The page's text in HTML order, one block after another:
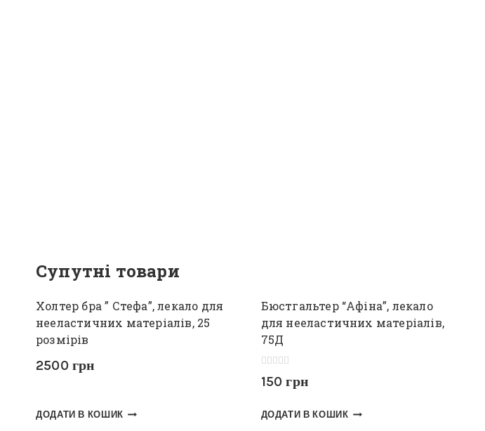
Супутні товари
Холтер бра ” Стефа”, лекало для
нееластичних матеріалів, 25
розмірів
2500 грн
ДОДАТИ В КОШИК
Бюстгальтер “Афіна”, лекало
для нееластичних матеріалів,
75Д
Оцінено в
5.00
150грн
ДОДАТИ В КОШИК